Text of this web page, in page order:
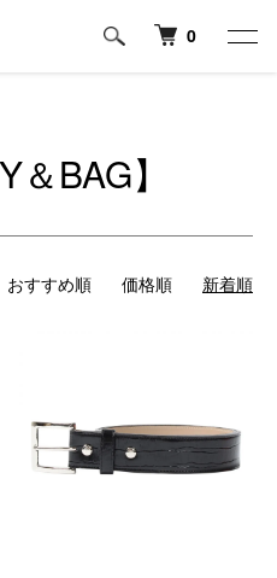
0
＆BAG】
おすすめ順 価格順 新着順